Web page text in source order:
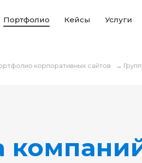
Портфолио Кейсы Услуги
корпоративных сайтов →